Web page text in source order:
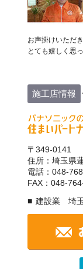
お声掛けいただ
とても嬉しく思
施工店情報
〒349-0141
住所：埼玉県
電話：048-
FAX：048-
建設業 埼